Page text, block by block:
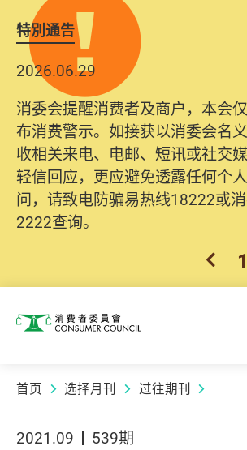
特別通告
2026.06.29
消委会提醒消费者及商户，本会
布消费警示。如接获以消委会名
收相关来电、电邮、短讯或社交
轻信回应，更应避免透露任何个
问，请致电防骗易热线18222或
2222查询。
上1
消费者委员会
首页 选择月刊 过往期刊
2021.09 539期